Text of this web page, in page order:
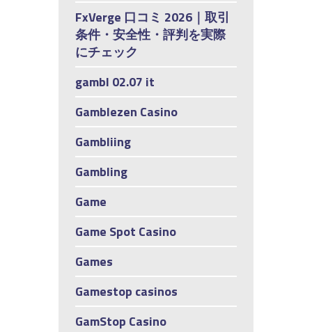
FxVerge 口コミ 2026｜取引
条件・安全性・評判を実際
にチェック
gambl 02.07 it
Gamblezen Casino
Gambliing
Gambling
Game
Game Spot Casino
Games
Gamestop casinos
GamStop Casino